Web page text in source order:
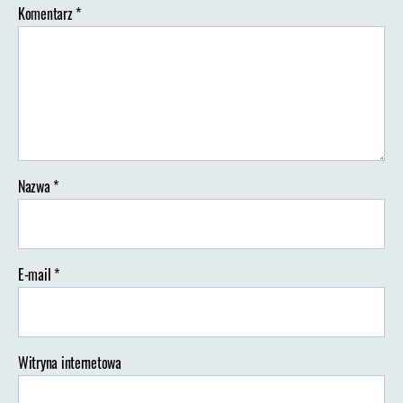
Komentarz*
Nazwa*
E-mail*
Witryna internetowa